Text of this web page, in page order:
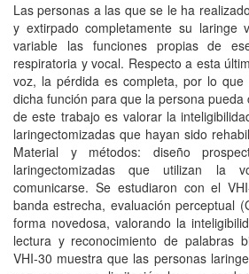
Las personas a las que se le ha
y extirpado completamente su laringe
variable las funciones propias de
respiratoria y vocal. Respecto a esta
voz, la pérdida es completa, por lo que
dicha función para que la persona pueda
de este trabajo es valorar la
laringectomizadas que hayan sido
Material y métodos: diseño
laringectomizadas que utilizan la
comunicarse. Se estudiaron con el
banda estrecha, evaluación perceptual
forma novedosa, valorando la
lectura y reconocimiento de palabras
VHI-30 muestra que las personas